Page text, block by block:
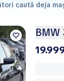
caută deja
BMW